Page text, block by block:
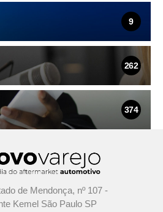
9
262
374
de Mendonça, nº 107 -
Kemel São Paulo SP